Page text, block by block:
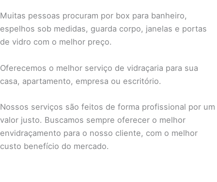
Muitas pessoas procuram por box para banheiro,
espelhos sob medidas, guarda corpo, janelas e portas
de vidro com o melhor preço.
Oferecemos o melhor serviço de vidraçaria para sua
casa, apartamento, empresa ou escritório.
Nossos serviços são feitos de forma profissional por um
valor justo. Buscamos sempre oferecer o melhor
envidraçamento para o nosso cliente, com o melhor
custo benefício do mercado.